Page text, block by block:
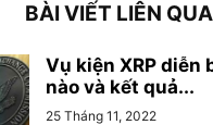
BÀI VIẾT LIÊN
Vụ kiện XRP diễn
nào và kết quả...
25 Tháng 11, 2022